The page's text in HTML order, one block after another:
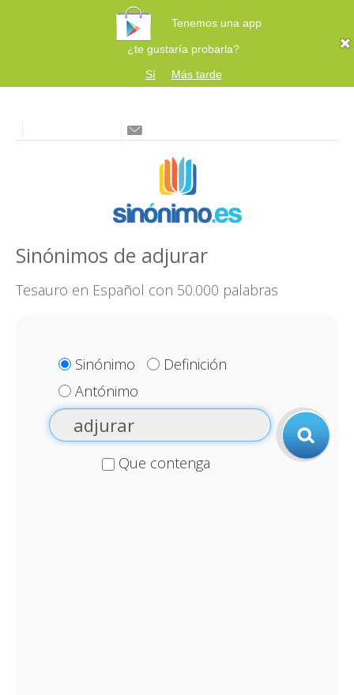
Tenemos una app
¿te gustaría probarla?
Sí
Más tarde
Sinónimos de adjurar
Tesauro en Español con 50.000 palabras
Sinónimo
Definición
Antónimo
Que contenga